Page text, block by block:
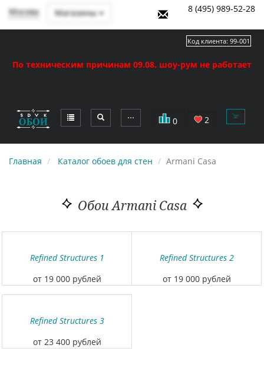
Москва Магазины 8 (495) 989-52-28
По техническим причинам 09.08. шоу-рум не работает
⋯ 0 2
Код клиента: 99-001
Главная Каталог обоев для стен Armani Casa
Обои Armani Casa
Refined Structures 1
от 19 000 рублей
Refined Structures 2
от 19 000 рублей
Refined Structures 3
от 23 400 рублей